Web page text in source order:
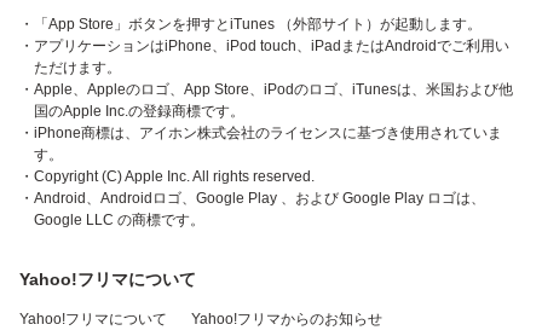
・「App Store」ボタンを押すとiTunes （外部サイト）が起動します。
・アプリケーションはiPhone、iPod touch、iPadまたはAndroidでご利用い
ただけます。
・Apple、Appleのロゴ、App Store、iPodのロゴ、iTunesは、米国および他
国のApple Inc.の登録商標です。
・iPhone商標は、アイホン株式会社のライセンスに基づき使用されていま
す。
・Copyright (C) Apple Inc. All rights reserved.
・Android、Androidロゴ、Google Play 、および Google Play ロゴは、
Google LLC の商標です。
Yahoo!フリマについて
Yahoo!フリマについて Yahoo!フリマからのお知らせ